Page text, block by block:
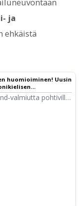
ja
ehkäistä
huomioiminen! Uusin
ilmaiseksi
valmiutta pohtiville